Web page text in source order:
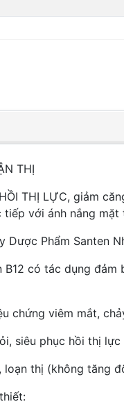
THỊ
THỊ LỰC, giảm
với ánh nắng
Phẩm Santen
B12 có tác dụng
chứng viêm mắt,
siêu phục hồi thị lực
loạn thị (không tăng